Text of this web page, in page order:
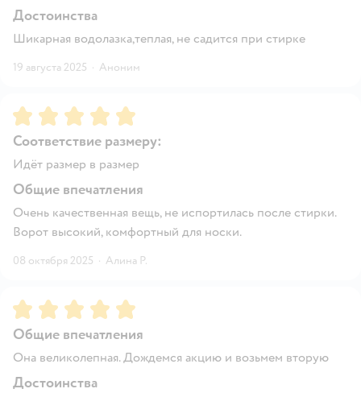
Достоинства
Шикарная водолазка,теплая, не садится при стирке
19 августа 2025 · Аноним
Рейтинг:5
Соответствие размеру:
Идёт размер в размер
Общие впечатления
Очень качественная вещь, не испортилась после стирки.
Ворот высокий, комфортный для носки.
08 октября 2025 · Алина P.
Рейтинг:5
Общие впечатления
Она великолепная. Дождемся акцию и возьмем вторую
Достоинства